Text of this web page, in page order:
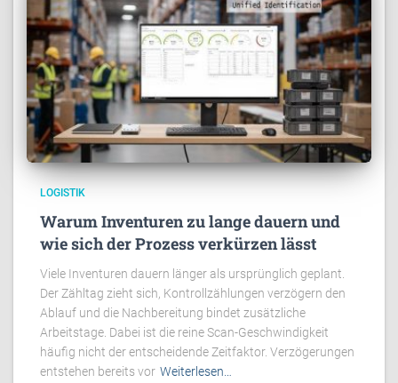
LOGISTIK
Warum Inventuren zu lange dauern und
wie sich der Prozess verkürzen lässt
Viele Inventuren dauern länger als ursprünglich geplant.
Der Zähltag zieht sich, Kontrollzählungen verzögern den
Ablauf und die Nachbereitung bindet zusätzliche
Arbeitstage. Dabei ist die reine Scan-Geschwindigkeit
häufig nicht der entscheidende Zeitfaktor. Verzögerungen
entstehen bereits vor Weiterlesen…